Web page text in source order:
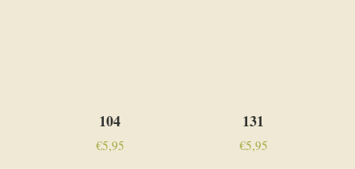
104
€5,95
131
€5,95